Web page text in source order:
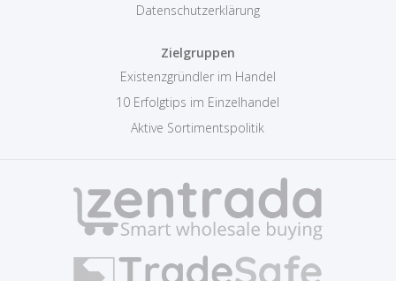
Datenschutzerklärung
Zielgruppen
Existenzgründler im Handel
10 Erfolgtips im Einzelhandel
Aktive Sortimentspolitik